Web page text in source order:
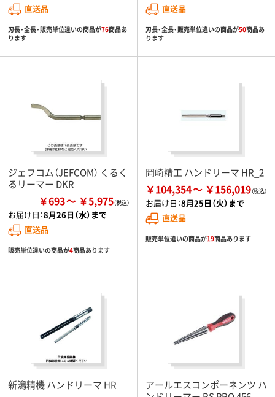
直送品
刃長・全長・販売単位違いの商品が76商品あ
ります
直送品
刃長・全長・販売単位違いの商品が50商品あ
ります
ジェフコム（JEFCOM） くるく
るリーマー DKR
￥693 ￥5,975
お届け日：8月26日（水）まで
直送品
販売単位違いの商品が4商品あります
岡崎精工 ハンドリーマ HR_2
￥104,354 ￥156,019
お届け日：8月25日（火）まで
直送品
販売単位違いの商品が19商品あります
新潟精機 ハンドリーマ HR
アールエスコンポーネンツ ハ